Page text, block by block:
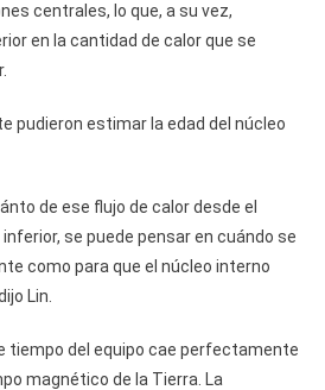
centrales, lo que, a su vez,
en la cantidad de calor que se
pudieron estimar la edad del núcleo
de ese flujo de calor desde el
se puede pensar en cuándo se
como para que el núcleo interno
Lin.
tiempo del equipo cae perfectamente
magnético de la Tierra. La